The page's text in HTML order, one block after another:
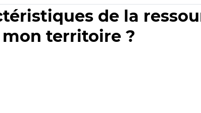
de la
territoire ?